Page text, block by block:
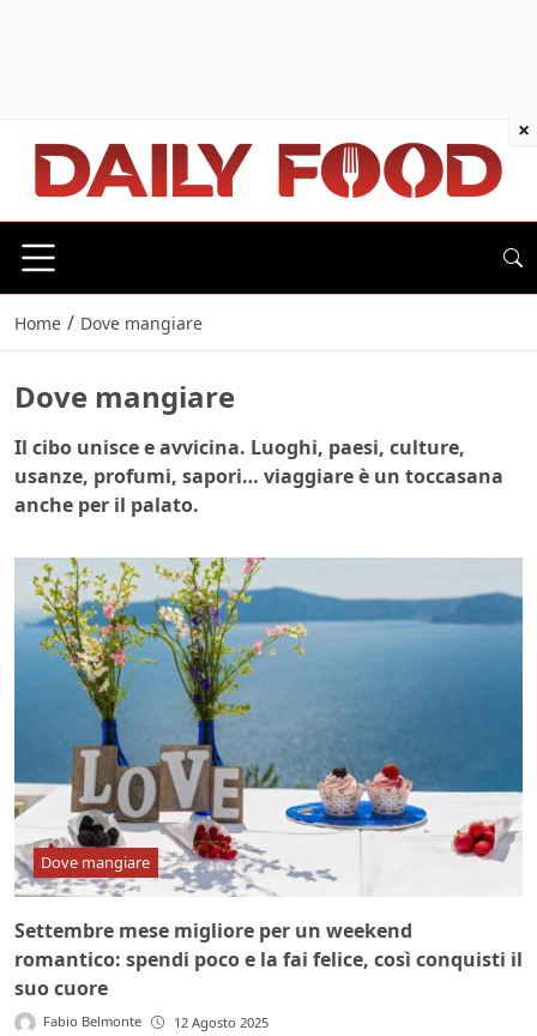
Home / Dove mangiare
Dove mangiare
Il cibo unisce e avvicina. Luoghi, paesi, culture,
usanze, profumi, sapori… viaggiare è un toccasana
anche per il palato.
Dove mangiare
Settembre mese migliore per un weekend
romantico: spendi poco e la fai felice, così conquisti il
suo cuore
Fabio Belmonte 12 Agosto 2025
×